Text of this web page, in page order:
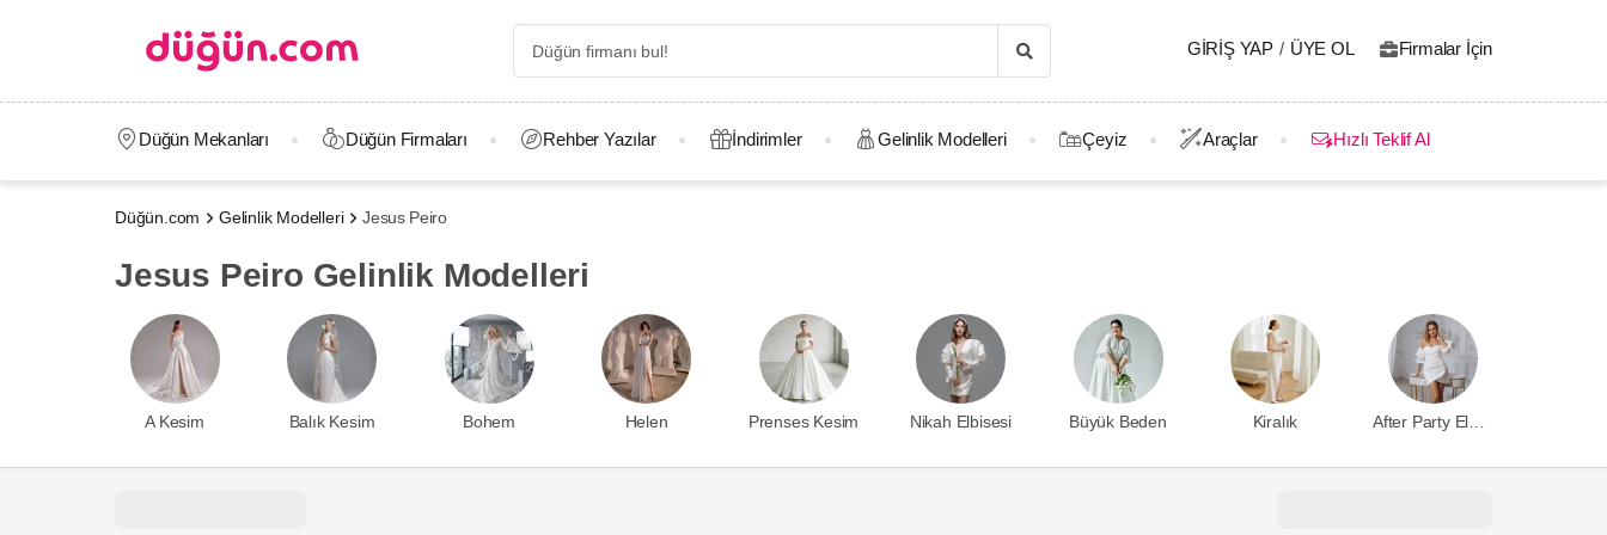
GIRIŞ YAP / ÜYE OL Firmalar İçin
Düğün Mekanları Düğün Firmaları Rehber Yazılar İndirimler Gelinlik Modelleri Çeyiz Araçlar Hızlı Teklif Al
Düğün.com Gelinlik Modelleri Jesus Peiro
Jesus Peiro Gelinlik Modelleri
A Kesim Balık Kesim Bohem Helen Prenses Kesim Nikah Elbisesi Büyük Beden Kiralık